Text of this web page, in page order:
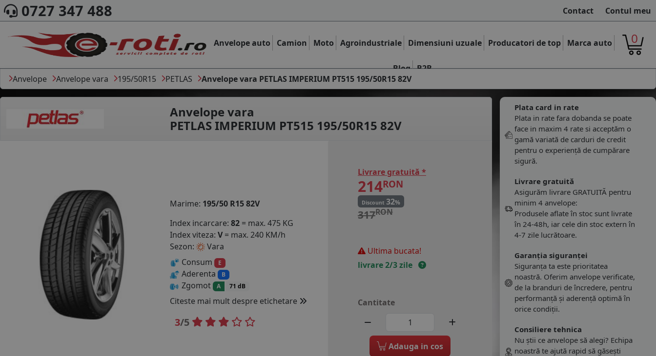
0727 347 488 Contact Contul meu
Anvelope auto Camion Moto Agroindustriale Dimensiuni uzuale Producatori de top Marca auto
Blog B2B
0
Anvelope Anvelope vara 195/50R15 PETLAS Anvelope vara PETLAS IMPERIUM PT515 195/50R15 82V
Anvelope vara
PETLAS IMPERIUM PT515 195/50R15 82V
Marime: 195/50 R15 82V
Index incarcare: 82 = max. 475 KG
Index viteza: V= max. 240 KM/h
Sezon:
Vara
Consum
E
Aderenta B
Zgomot A 71 dB
Citeste mai mult despre etichetare
3/5
Livrare gratuită *
214RON
Discount 32%
317RON
Ultima bucata!
livrare 2/3 zile
Cantitate
Adauga in cos
Plata card in rate
Plata in rate fara dobanda se poate
face in maxim 4 rate si acceptăm o
gamă variată de carduri de credit
pentru o experiență de cumpărare
sigură.
Livrare gratuită
Asigurăm livrare GRATUITĂ pentru
minim 4 anvelope:
Produsele aflate în stoc sunt livrate
în 24-48h, iar cele din stoc extern în
4-7 zile lucrătoare.
Garanția siguranței
Siguranța ta este prioritatea
noastră. Oferim anvelope verificate,
de la branduri de încredere, pentru
performanță și aderență optimă în
orice condiții.
Consiliere tehnica
Nu știi ce anvelope să alegi? Echipa
noastră te ajută rapid să găsești